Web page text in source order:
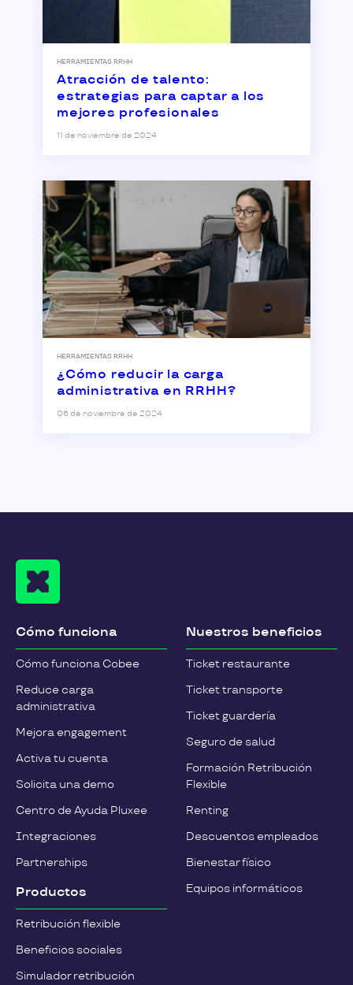
HERRAMIENTAS RRHH
Atracción de talento:
estrategias para captar a los
mejores profesionales
11 de noviembre de 2024
HERRAMIENTAS RRHH
¿Cómo reducir la carga
administrativa en RRHH?
06 de noviembre de 2024
Cómo funciona
Cómo funciona Cobee
Reduce carga
administrativa
Mejora engagement
Activa tu cuenta
Solicita una demo
Centro de Ayuda Pluxee
Integraciones
Partnerships
Productos
Retribución flexible
Beneficios sociales
Simulador retribución
Nuestros beneficios
Ticket restaurante
Ticket transporte
Ticket guardería
Seguro de salud
Formación Retribución
Flexible
Renting
Descuentos empleados
Bienestar físico
Equipos informáticos